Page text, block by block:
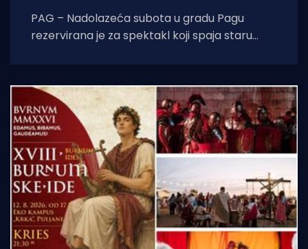
PAG – Nadolazeća subota u gradu Pagu
rezervirana je za spektakl koji spaja staru